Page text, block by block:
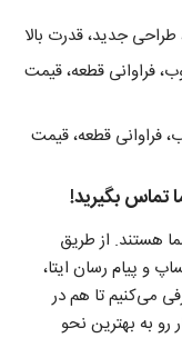
طراحی جدید،‌ قدرت بالا
فراوانی قطعه، قیمت
فراوانی قطعه، قیمت
تماس بگیرید!
هستند. از طریق
و پیام رسان ایتا،
می‌کنیم تا هم در
به بهترین نحو